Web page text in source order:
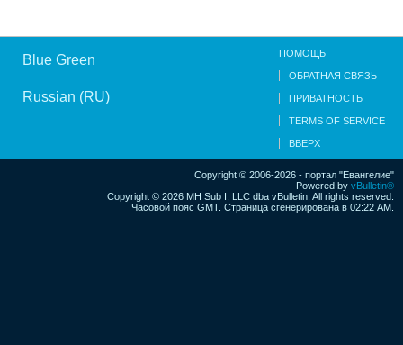
Blue Green
Russian (RU)
ПОМОЩЬ
ОБРАТНАЯ СВЯЗЬ
ПРИВАТНОСТЬ
TERMS OF SERVICE
ВВЕРХ
Copyright © 2006-2026 - портал "Евангелие"
Powered by vBulletin®
Copyright © 2026 MH Sub I, LLC dba vBulletin. All rights reserved.
Часовой пояс GMT. Страница сгенерирована в 02:22 AM.